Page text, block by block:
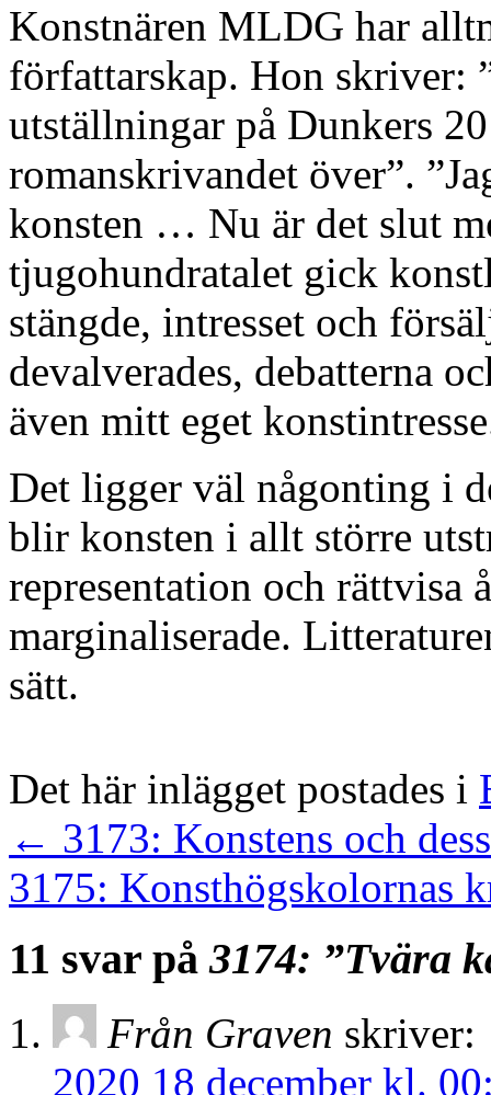
Konstnären MLDG har
författarskap. Hon skriver:
utställningar på Dunkers
romanskrivandet över”.
konsten … Nu är det slut
tjugohundratalet gick
stängde, intresset och
devalverades, debatterna
även mitt eget
Det ligger väl någonting i
blir konsten i allt större
representation och rättvisa
marginaliserade.
sätt.
Det här inlägget postades i
← 3173: Konstens och
3175: Konsthögskolornas
11 svar på3174: ”Tvära
Från Graven skriver:
2020 18 december kl.